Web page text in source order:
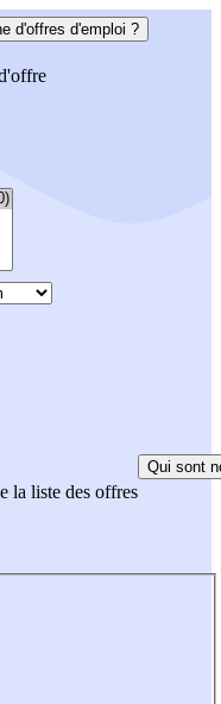
d'offres d'emploi ?
la liste des offres
Qui sont